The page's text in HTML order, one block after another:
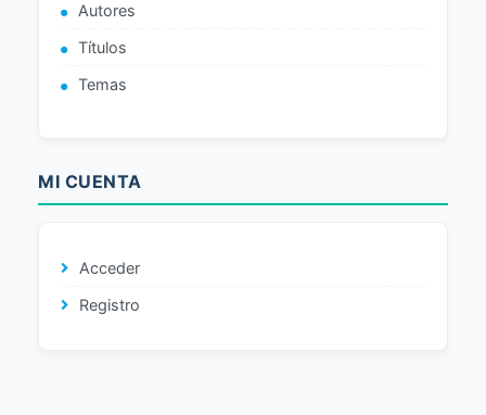
Autores
Títulos
Temas
MI CUENTA
Acceder
Registro